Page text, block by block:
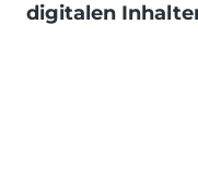
digitalen